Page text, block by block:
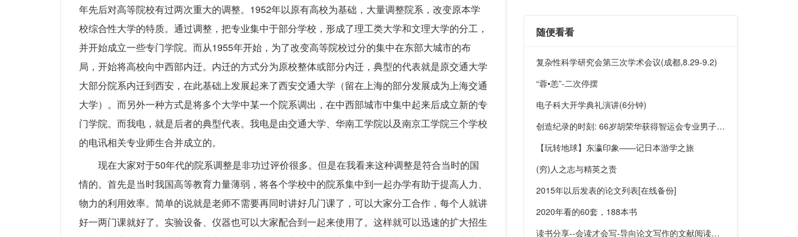
年先后对高等院校有过两次重大的调整。1952年以原有高校为基础，大量调整院系，改变原本学
校综合性大学的特质。通过调整，把专业集中于部分学校，形成了理工类大学和文理大学的分工，
并开始成立一些专门学院。而从1955年开始，为了改变高等院校过分的集中在东部大城市的布
局，开始将高校向中西部内迁。内迁的方式分为原校整体或部分内迁，典型的代表就是原交通大学
大部分院系内迁到西安，在此基础上发展起来了西安交通大学（留在上海的部分发展成为上海交通
大学）。而另外一种方式是将多个大学中某一个院系调出，在中西部城市中集中起来后成立新的专
门学院。而我电，就是后者的典型代表。我电是由交通大学、华南工学院以及南京工学院三个学校
的电讯相关专业师生合并成立的。
现在大家对于50年代的院系调整是非功过评价很多。但是在我看来这种调整是符合当时的国
情的。首先是当时我国高等教育力量薄弱，将各个学校中的院系集中到一起办学有助于提高人力、
物力的利用效率。简单的说就是老师不需要再同时讲好几门课了，可以大家分工合作，每个人就讲
好一两门课就好了。实验设备、仪器也可以大家配合到一起来使用了。这样就可以迅速的扩大招生
随便看看
复杂性科学研究会第三次学术会议(成都,8.29-9.2)
“蓉•恙”-二次停摆
电子科大开学典礼演讲(6分钟)
创造纪录的时刻: 66岁胡荣华获得智运会专业男子个人冠军
【玩转地球】东瀛印象——记日本游学之旅
(穷)人之志与精英之责
2015年以后发表的论文列表[在线备份]
2020年看的60套，188本书
读书分享--会读才会写-导向论文写作的文献阅读技巧》